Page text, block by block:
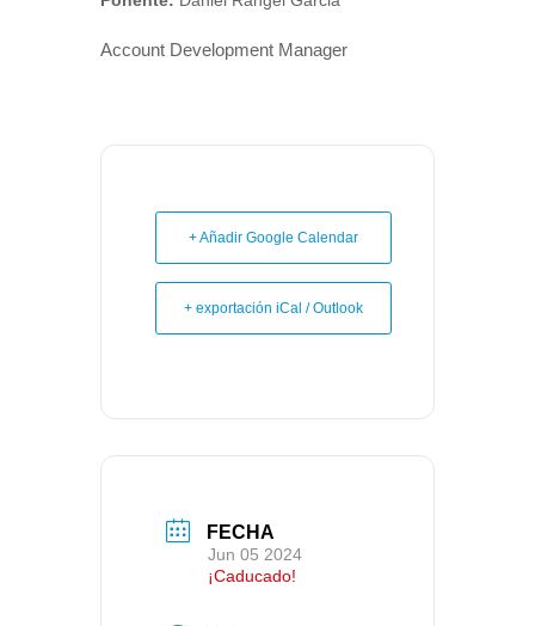
Account Development Manager
+ Añadir Google Calendar
+ exportación iCal / Outlook
FECHA
Jun 05 2024
¡Caducado!